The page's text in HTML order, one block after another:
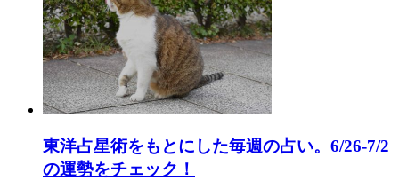
東洋占星術をもとにした毎週の占い。6/26-7/2
の運勢をチェック！